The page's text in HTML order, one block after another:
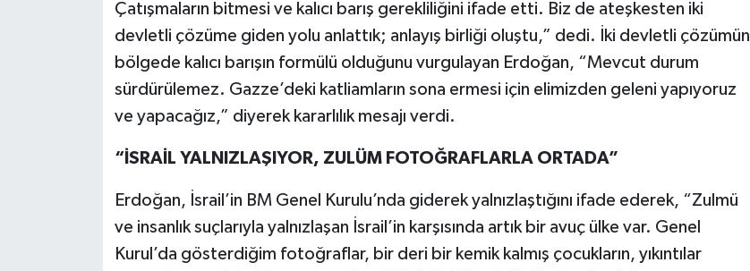
Çatışmaların bitmesi ve kalıcı barış gerekliliğini ifade etti. Biz de ateşkesten iki
devletli çözüme giden yolu anlattık; anlayış birliği oluştu,” dedi. İki devletli çözümün
bölgede kalıcı barışın formülü olduğunu vurgulayan Erdoğan, “Mevcut durum
sürdürülemez. Gazze’deki katliamların sona ermesi için elimizden geleni yapıyoruz
ve yapacağız,” diyerek kararlılık mesajı verdi.
“İSRAİL YALNIZLAŞIYOR, ZULÜM FOTOĞRAFLARLA ORTADA”
Erdoğan, İsrail’in BM Genel Kurulu’nda giderek yalnızlaştığını ifade ederek, “Zulmü
ve insanlık suçlarıyla yalnızlaşan İsrail’in karşısında artık bir avuç ülke var. Genel
Kurul’da gösterdiğim fotoğraflar, bir deri bir kemik kalmış çocukların, yıkıntılar